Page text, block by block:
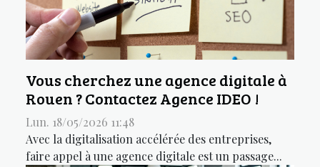
Vous cherchez une agence digitale à
Rouen ? Contactez Agence IDEO !
Lun. 18/05/2026 11:48
Avec la digitalisation accélérée des entreprises,
faire appel à une agence digitale est un passage...